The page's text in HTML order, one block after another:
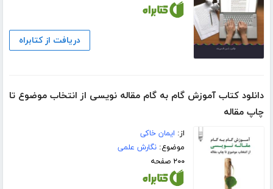
دریافت از کتابراه
دانلود کتاب آموزش گام به گام مقاله نویسی از انتخاب موضوع تا
چاپ مقاله
از: ایمان خاکی
موضوع:نگارش علمی
۲۰۰ صفحه